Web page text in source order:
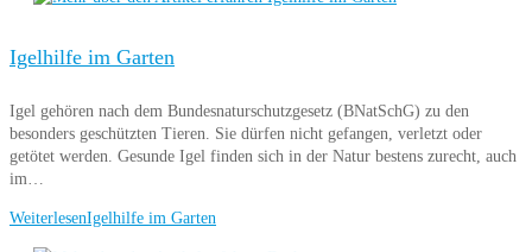
Igelhilfe im Garten
Igel gehören nach dem Bundesnaturschutzgesetz (BNatSchG) zu den
besonders geschützten Tieren. Sie dürfen nicht gefangen, verletzt oder
getötet werden. Gesunde Igel finden sich in der Natur bestens zurecht, auch
im…
WeiterlesenIgelhilfe im Garten